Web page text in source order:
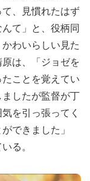
、見慣れたはず
て」と、役柄同
わいらしい見た
は、「ジョゼを
ことを覚えてい
したが監督が丁
を引っ張ってく
できました」
る。